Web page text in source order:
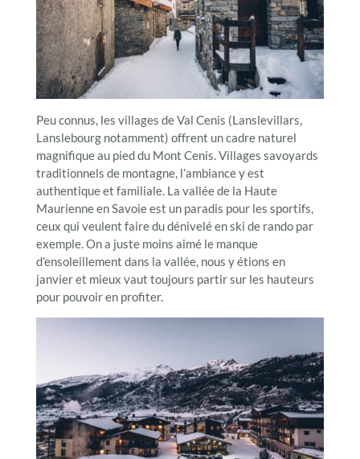
Peu connus, les villages de Val Cenis (Lanslevillars,
Lanslebourg notamment) offrent un cadre naturel
magnifique au pied du Mont Cenis. Villages savoyards
traditionnels de montagne, l’ambiance y est
authentique et familiale. La vallée de la Haute
Maurienne en Savoie est un paradis pour les sportifs,
ceux qui veulent faire du dénivelé en ski de rando par
exemple. On a juste moins aimé le manque
d’ensoleillement dans la vallée, nous y étions en
janvier et mieux vaut toujours partir sur les hauteurs
pour pouvoir en profiter.